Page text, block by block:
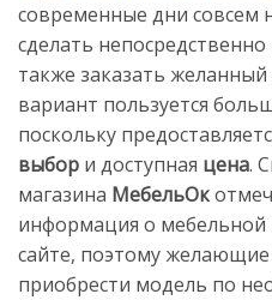
современные дни совсем
сделать
также заказать
вариант пользуется
поскольку
выбор и доступная цена.
магазина МебельОк
информация о мебельной
сайте, поэтому
приобрести модель по